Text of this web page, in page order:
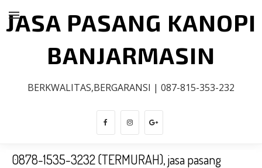
JASA PASANG KANOPI
BANJARMASIN
BERKWALITAS,BERGARANSI | 087-815-353-232
0878-1535-3232 (TERMURAH), jasa pasang